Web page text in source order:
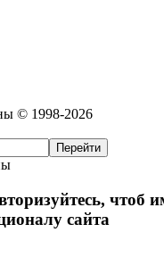
© 1998-2026
чтоб
сайта